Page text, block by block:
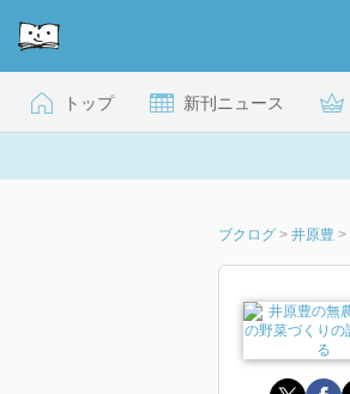
トップ 新刊ニュース
ブクログ > 井原豊 >